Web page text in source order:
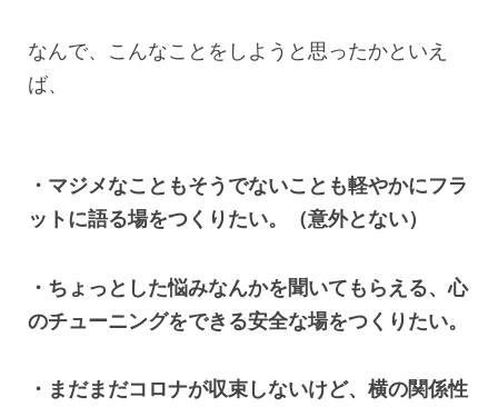
なんで、こんなことをしようと思ったかといえ
ば、
・マジメなこともそうでないことも軽やかにフラ
ットに語る場をつくりたい。（意外とない）
・ちょっとした悩みなんかを聞いてもらえる、心
のチューニングをできる安全な場をつくりたい。
・まだまだコロナが収束しないけど、横の関係性